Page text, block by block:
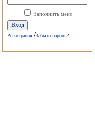
Запомнить меня
Регистрация /Забыли пароль?